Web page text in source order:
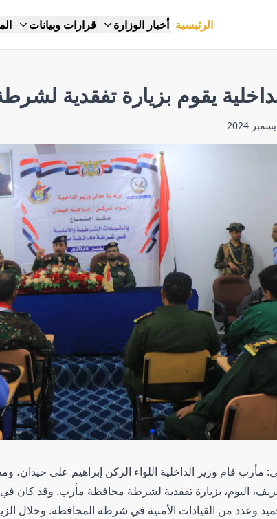
الرئيسية أخبار الوزارة قرارات وبيانات
يقوم بزيارة تفقدية
مأرب قام وزير الداخلية اللواء الركن إبراهيم علي حيدان،
اليوم، بزيارة تفقدية لشرطة محافظة مأرب. وقد كان
وعدد من القيادات الأمنية في شرطة المحافظة. وخلال